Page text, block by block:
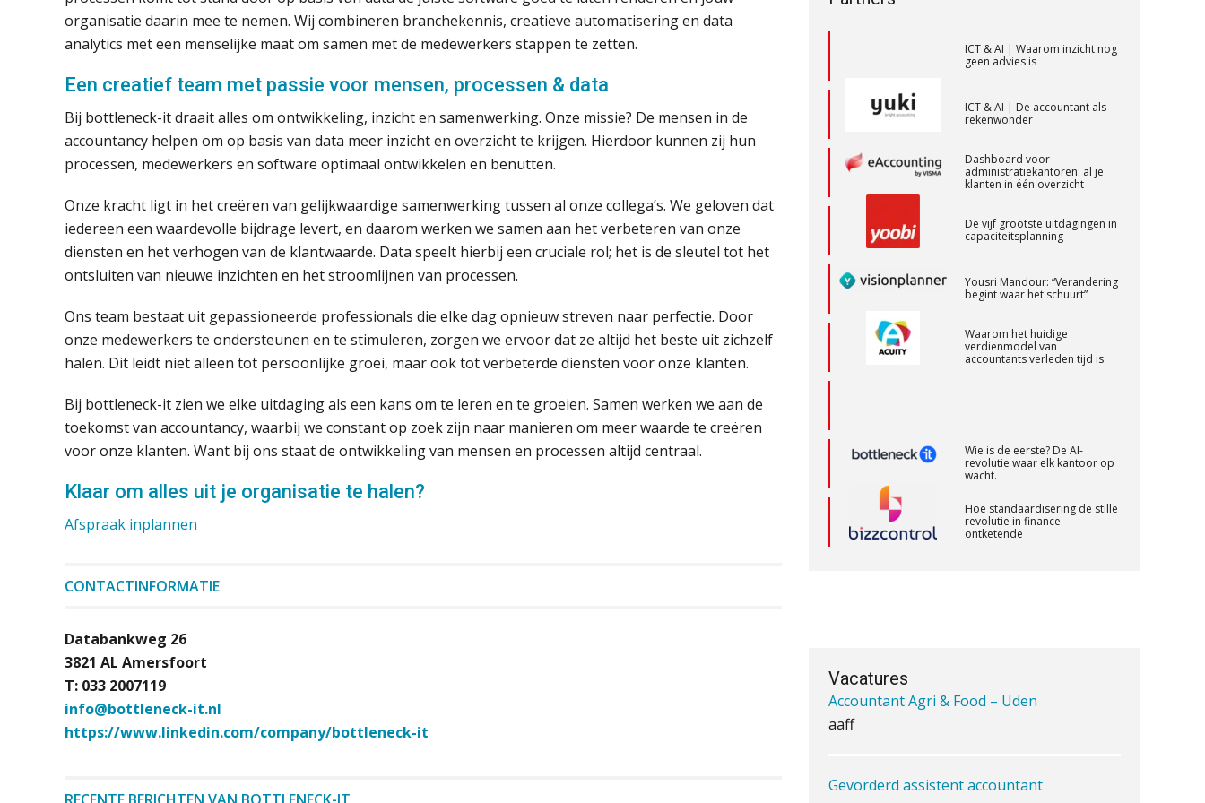
organisatie daarin mee te nemen. Wij combineren branchekennis, creatieve automatisering en data
analytics met een menselijke maat om samen met de medewerkers stappen te zetten.
Een creatief team met passie voor mensen, processen & data
Bij bottleneck-it draait alles om ontwikkeling, inzicht en samenwerking. Onze missie? De mensen in de
accountancy helpen om op basis van data meer inzicht en overzicht te krijgen. Hierdoor kunnen zij hun
processen, medewerkers en software optimaal ontwikkelen en benutten.
Onze kracht ligt in het creëren van gelijkwaardige samenwerking tussen al onze collega’s. We geloven dat
iedereen een waardevolle bijdrage levert, en daarom werken we samen aan het verbeteren van onze
diensten en het verhogen van de klantwaarde. Data speelt hierbij een cruciale rol; het is de sleutel tot het
ontsluiten van nieuwe inzichten en het stroomlijnen van processen.
Ons team bestaat uit gepassioneerde professionals die elke dag opnieuw streven naar perfectie. Door
onze medewerkers te ondersteunen en te stimuleren, zorgen we ervoor dat ze altijd het beste uit zichzelf
halen. Dit leidt niet alleen tot persoonlijke groei, maar ook tot verbeterde diensten voor onze klanten.
Bij bottleneck-it zien we elke uitdaging als een kans om te leren en te groeien. Samen werken we aan de
toekomst van accountancy, waarbij we constant op zoek zijn naar manieren om meer waarde te creëren
voor onze klanten. Want bij ons staat de ontwikkeling van mensen en processen altijd centraal.
Klaar om alles uit je organisatie te halen?
Afspraak inplannen
CONTACTINFORMATIE
Databankweg 26
3821 AL Amersfoort
T: 033 2007119
info@bottleneck-it.nl
https://www.linkedin.com/company/bottleneck-it
ICT & AI | Waarom inzicht nog
geen advies is
ICT & AI | De accountant als
rekenwonder
Dashboard voor
administratiekantoren: al je
klanten in één overzicht
De vijf grootste uitdagingen in
capaciteitsplanning
Yousri Mandour: “Verandering
begint waar het schuurt”
Waarom het huidige
verdienmodel van
accountants verleden tijd is
Wie is de eerste? De AI-
revolutie waar elk kantoor op
wacht.
Hoe standaardisering de stille
revolutie in finance
ontketende
Vacatures
PIA Group
Accountant Agri & Food – Gorinchem
Corporate Finance Advisor
KNAV
(Senior) Assistent Accountant Audit ,
Cooster Coaching Accountants –
Bilthoven/Barneveld
PIA Group
Gevorderd Assistent Accountant –
Enschede
BonsenReuling
Accountant Agri & Food – Uden
aaff
Gevorderd assistent accountant